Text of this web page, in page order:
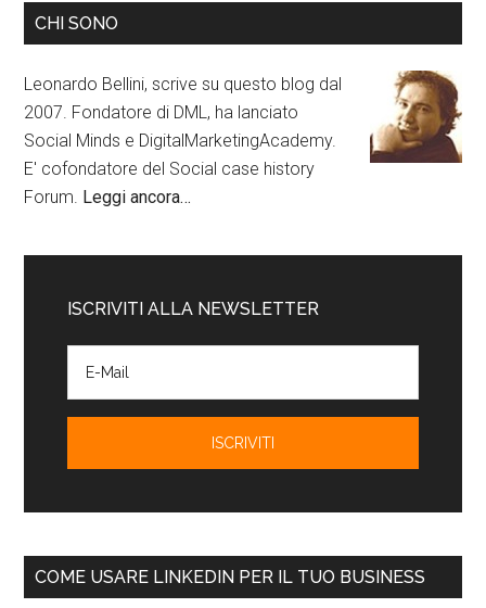
CHI SONO
Leonardo Bellini, scrive su questo blog dal
2007. Fondatore di DML, ha lanciato
Social Minds e DigitalMarketingAcademy.
E' cofondatore del Social case history
Forum. Leggi ancora…
ISCRIVITI ALLA NEWSLETTER
COME USARE LINKEDIN PER IL TUO BUSINESS